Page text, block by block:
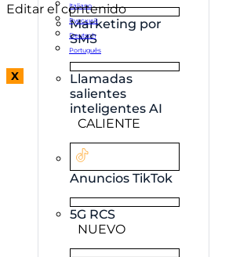
Marketing por
SMS
Llamadas
salientes
inteligentes AI
CALIENTE
Anuncios TikTok
5G RCS
NUEVO
Italiano
Русский
Deutsch
Português
X
Editar el contenido